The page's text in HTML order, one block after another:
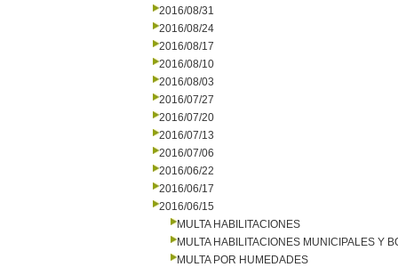
2016/08/31
2016/08/24
2016/08/17
2016/08/10
2016/08/03
2016/07/27
2016/07/20
2016/07/13
2016/07/06
2016/06/22
2016/06/17
2016/06/15
MULTA HABILITACIONES
MULTA HABILITACIONES MUNICIPALES Y
MULTA POR HUMEDADES